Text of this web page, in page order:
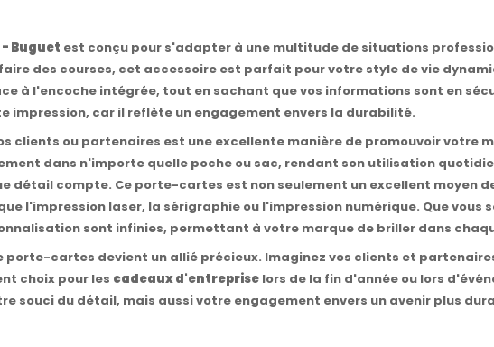
Buguet est conçu pour s'adapter à une multitude de situations
des courses, cet accessoire est parfait pour votre style de vie
à l'encoche intégrée, tout en sachant que vos informations sont en
impression, car il reflète un engagement envers la durabilité.
clients ou partenaires est une excellente manière de promouvoir votre
dans n'importe quelle poche ou sac, rendant son utilisation
détail compte. Ce porte-cartes est non seulement un excellent moyen
l'impression laser, la sérigraphie ou l'impression numérique. Que vous
sont infinies, permettant à votre marque de briller dans
porte-cartes devient un allié précieux. Imaginez vos clients et
choix pour les cadeaux d'entreprise lors de la fin d'année ou lors
souci du détail, mais aussi votre engagement envers un avenir plus